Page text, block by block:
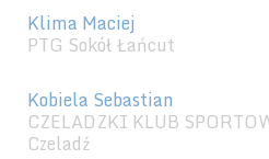
Klima Maciej
PTG Sokół Łańcut
Kobiela Sebastian
CZELADZKI KLUB
Czeladź